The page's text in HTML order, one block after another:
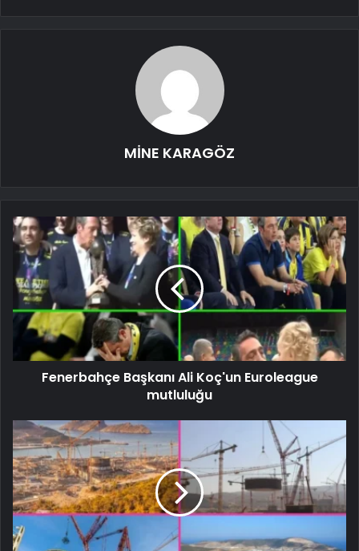
MİNE KARAGÖZ
Fenerbahçe Başkanı Ali Koç'un Euroleague
mutluluğu